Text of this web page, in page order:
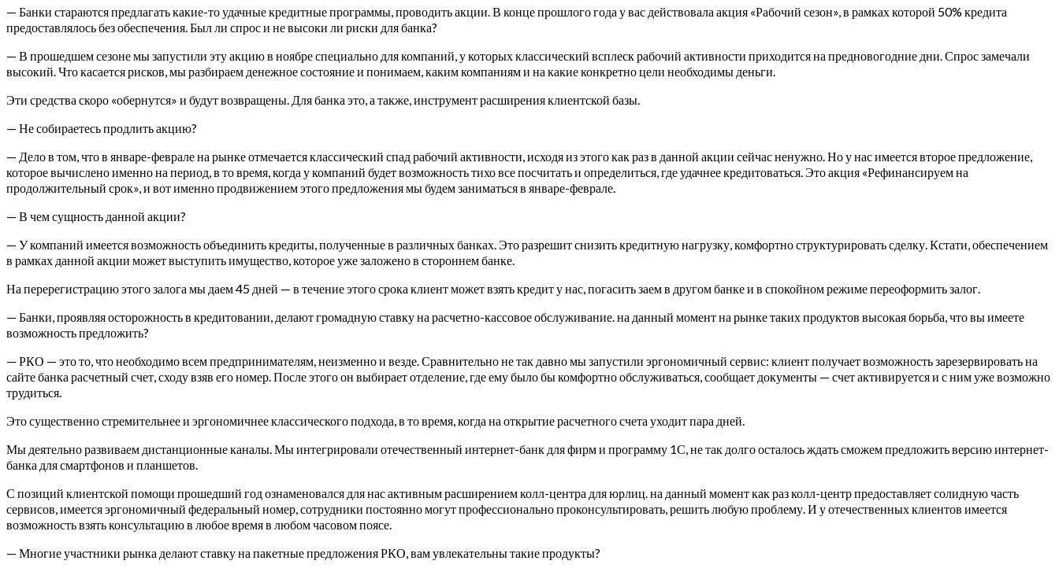
— Банки стараются предлагать какие-то удачные кредитные программы, проводить акции. В конце прошлого года у вас действовала акция «Рабочий сезон», в рамках которой 50% кредита
предоставлялось без обеспечения. Был ли спрос и не высоки ли риски для банка?
— В прошедшем сезоне мы запустили эту акцию в ноябре специально для компаний, у которых классический всплеск рабочий активности приходится на предновогодние дни. Спрос замечали
высокий. Что касается рисков, мы разбираем денежное состояние и понимаем, каким компаниям и на какие конкретно цели необходимы деньги.
Эти средства скоро «обернутся» и будут возвращены. Для банка это, а также, инструмент расширения клиентской базы.
— Не собираетесь продлить акцию?
— Дело в том, что в январе-феврале на рынке отмечается классический спад рабочий активности, исходя из этого как раз в данной акции сейчас ненужно. Но у нас имеется второе предложение,
которое вычислено именно на период, в то время, когда у компаний будет возможность тихо все посчитать и определиться, где удачнее кредитоваться. Это акция «Рефинансируем на
продолжительный срок», и вот именно продвижением этого предложения мы будем заниматься в январе-феврале.
— В чем сущность данной акции?
— У компаний имеется возможность объединить кредиты, полученные в различных банках. Это разрешит снизить кредитную нагрузку, комфортно структурировать сделку. Кстати, обеспечением
в рамках данной акции может выступить имущество, которое уже заложено в стороннем банке.
На перерегистрацию этого залога мы даем 45 дней — в течение этого срока клиент может взять кредит у нас, погасить заем в другом банке и в спокойном режиме переоформить залог.
— Банки, проявляя осторожность в кредитовании, делают громадную ставку на расчетно-кассовое обслуживание. на данный момент на рынке таких продуктов высокая борьба, что вы имеете
возможность предложить?
— РКО — это то, что необходимо всем предпринимателям, неизменно и везде. Сравнительно не так давно мы запустили эргономичный сервис: клиент получает возможность зарезервировать на
сайте банка расчетный счет, сходу взяв его номер. После этого он выбирает отделение, где ему было бы комфортно обслуживаться, сообщает документы — счет активируется и с ним уже возможно
трудиться.
Это существенно стремительнее и эргономичнее классического подхода, в то время, когда на открытие расчетного счета уходит пара дней.
Мы деятельно развиваем дистанционные каналы. Мы интегрировали отечественный интернет-банк для фирм и программу 1С, не так долго осталось ждать сможем предложить версию интернет-
банка для смартфонов и планшетов.
С позиций клиентской помощи прошедший год ознаменовался для нас активным расширением колл-центра для юрлиц. на данный момент как раз колл-центр предоставляет солидную часть
сервисов, имеется эргономичный федеральный номер, сотрудники постоянно могут профессионально проконсультировать, решить любую проблему. И у отечественных клиентов имеется
возможность взять консультацию в любое время в любом часовом поясе.
— Многие участники рынка делают ставку на пакетные предложения РКО, вам увлекательны такие продукты?